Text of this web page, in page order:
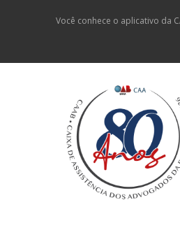
Você conhece o aplicativo da